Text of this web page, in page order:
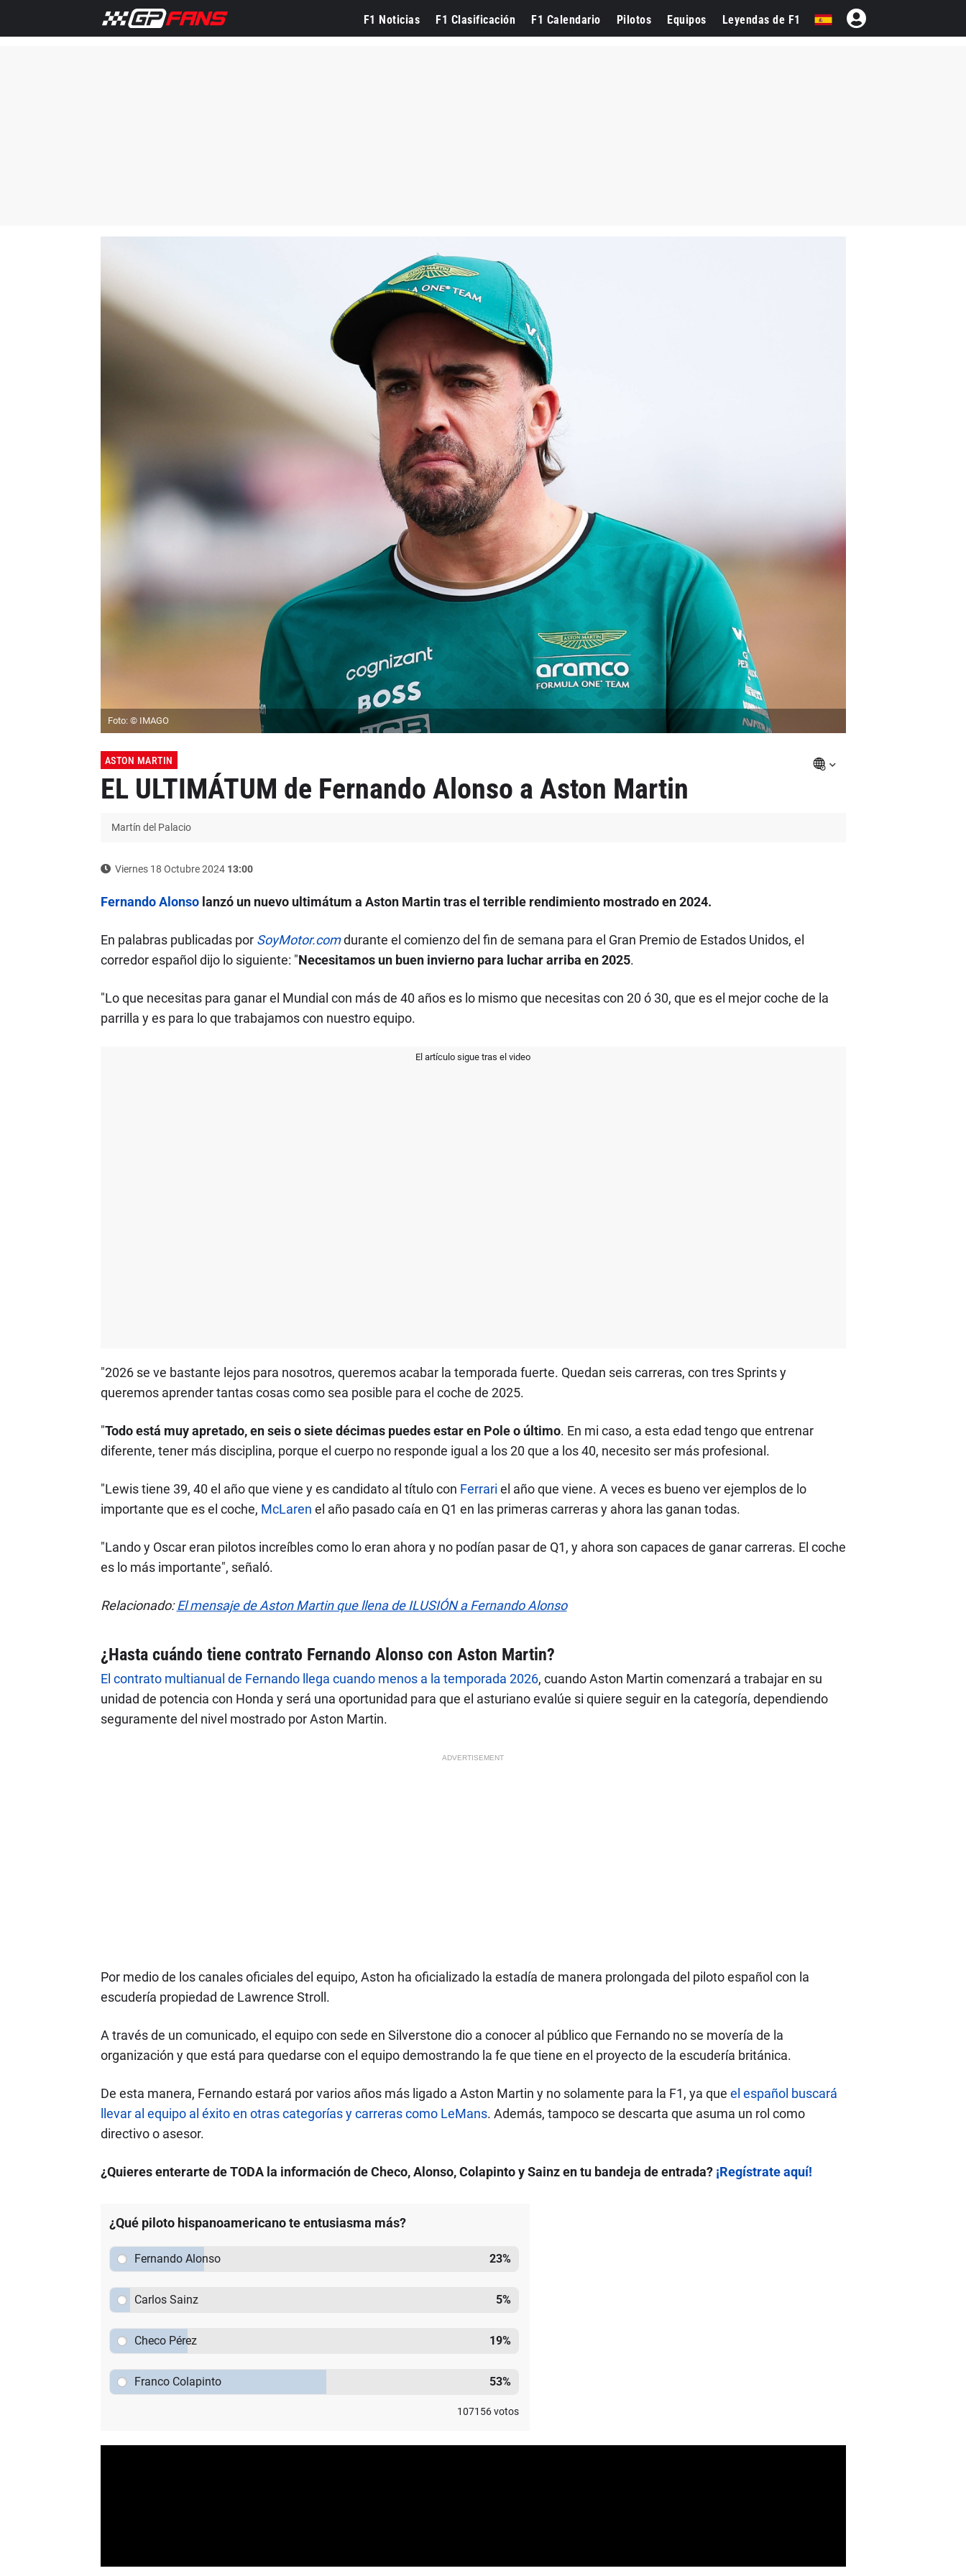
F1 Noticias F1 Clasificación F1 Calendario Pilotos Equipos Leyendas de F1
Foto: © IMAGO
ASTON MARTIN
EL ULTIMÁTUM de Fernando Alonso a Aston Martin
Martín del Palacio
Viernes 18 Octubre 2024 13:00
Fernando Alonsolanzó un nuevo ultimátum a Aston Martin tras el terrible rendimiento mostrado en 2024.
En palabras publicadas por SoyMotor.comdurante el comienzo del fin de semana para el Gran Premio de Estados Unidos, el
corredor español dijo lo siguiente: "Necesitamos un buen invierno para luchar arriba en 2025.
"Lo que necesitas para ganar el Mundial con más de 40 años es lo mismo que necesitas con 20 ó 30, que es el mejor coche de la
parrilla y es para lo que trabajamos con nuestro equipo.
El artículo sigue tras el video
"2026 se ve bastante lejos para nosotros, queremos acabar la temporada fuerte. Quedan seis carreras, con tres Sprints y
queremos aprender tantas cosas como sea posible para el coche de 2025.
"Todo está muy apretado, en seis o siete décimas puedes estar en Pole o último. En mi caso, a esta edad tengo que entrenar
diferente, tener más disciplina, porque el cuerpo no responde igual a los 20 que a los 40, necesito ser más profesional.
"Lewis tiene 39, 40 el año que viene y es candidato al título con Ferrari el año que viene. A veces es bueno ver ejemplos de lo
importante que es el coche, McLaren el año pasado caía en Q1 en las primeras carreras y ahora las ganan todas.
"Lando y Oscar eran pilotos increíbles como lo eran ahora y no podían pasar de Q1, y ahora son capaces de ganar carreras. El coche
es lo más importante", señaló.
Relacionado:El mensaje de Aston Martin que llena de ILUSIÓN a Fernando Alonso
¿Hasta cuándo tiene contrato Fernando Alonso con Aston Martin?
El contrato multianual de Fernando llega cuando menos a la temporada 2026, cuando Aston Martin comenzará a trabajar en su
unidad de potencia con Honda y será una oportunidad para que el asturiano evalúe si quiere seguir en la categoría, dependiendo
seguramente del nivel mostrado por Aston Martin.
ADVERTISEMENT
Por medio de los canales oficiales del equipo, Aston ha oficializado la estadía de manera prolongada del piloto español con la
escudería propiedad de Lawrence Stroll.
A través de un comunicado, el equipo con sede en Silverstone dio a conocer al público que Fernando no se movería de la
organización y que está para quedarse con el equipo demostrando la fe que tiene en el proyecto de la escudería británica.
De esta manera, Fernando estará por varios años más ligado a Aston Martin y no solamente para la F1, ya que el español buscará
llevar al equipo al éxito en otras categorías y carreras como LeMans. Además, tampoco se descarta que asuma un rol como
directivo o asesor.
¿Quieres enterarte de TODA la información de Checo, Alonso, Colapinto y Sainz en tu bandeja de entrada? ¡Regístrate aquí!
¿Qué piloto hispanoamericano te entusiasma más?
Fernando Alonso 23%
Carlos Sainz 5%
Checo Pérez 19%
Franco Colapinto 53%
107156votos